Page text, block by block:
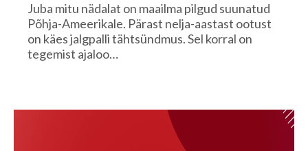
Juba mitu nädalat on maailma pilgud suunatud
Põhja-Ameerikale. Pärast nelja-aastast ootust
on käes jalgpalli tähtsündmus. Sel korral on
tegemist ajaloo…